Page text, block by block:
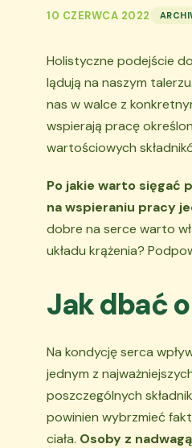
10 CZERWCA 2022
Holistyczne podejście
lądują na naszym
nas w walce z
wspierają pracę
wartościowych
Po jakie warto sięgać
na wspieraniu pracy
dobre na serce warto
układu krążenia?
Jak dbać
Na kondycję serca
jednym z
poszczególnych
powinien wybrzmieć
ciała. Osoby z